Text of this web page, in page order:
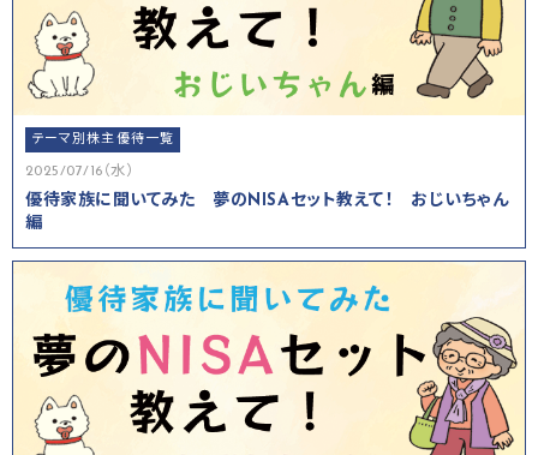
テーマ別株主優待一覧
2025/07/16（水）
優待家族に聞いてみた 夢のNISAセット教えて！ おじいちゃん
編